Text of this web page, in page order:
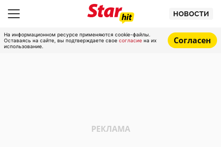
НОВОСТИ
На информационном ресурсе применяются cookie-файлы.
Оставаясь на сайте, вы подтверждаете свое согласие на их
использование.
Согласен